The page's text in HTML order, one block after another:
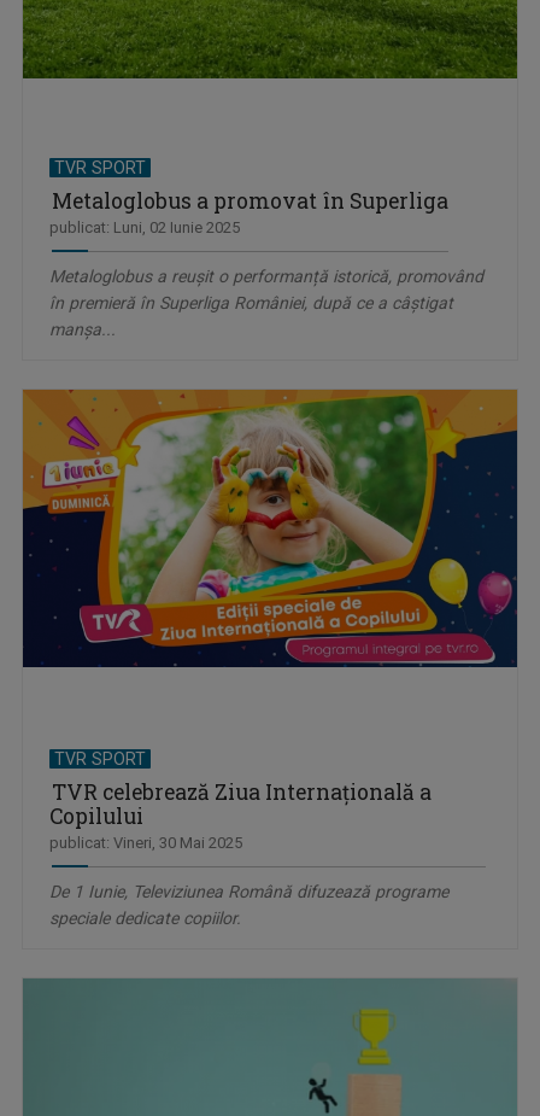
TVR SPORT
Metaloglobus a promovat în Superliga
publicat: Luni, 02 Iunie 2025
Metaloglobus a reușit o performanță istorică, promovând
în premieră în Superliga României, după ce a câștigat
manșa...
TVR SPORT
TVR celebrează Ziua Internațională a
Copilului
publicat: Vineri, 30 Mai 2025
De 1 Iunie, Televiziunea Română difuzează programe
speciale dedicate copiilor.